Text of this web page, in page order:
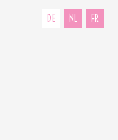
DE NL FR